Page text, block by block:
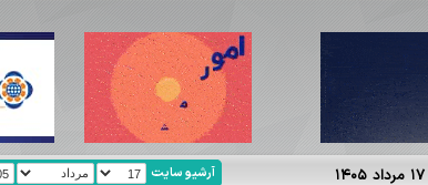
آرشیو سایت